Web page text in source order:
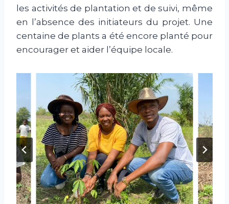
les activités de plantation et de suivi, même
en l’absence des initiateurs du projet. Une
centaine de plants a été encore planté pour
encourager et aider l’équipe locale.